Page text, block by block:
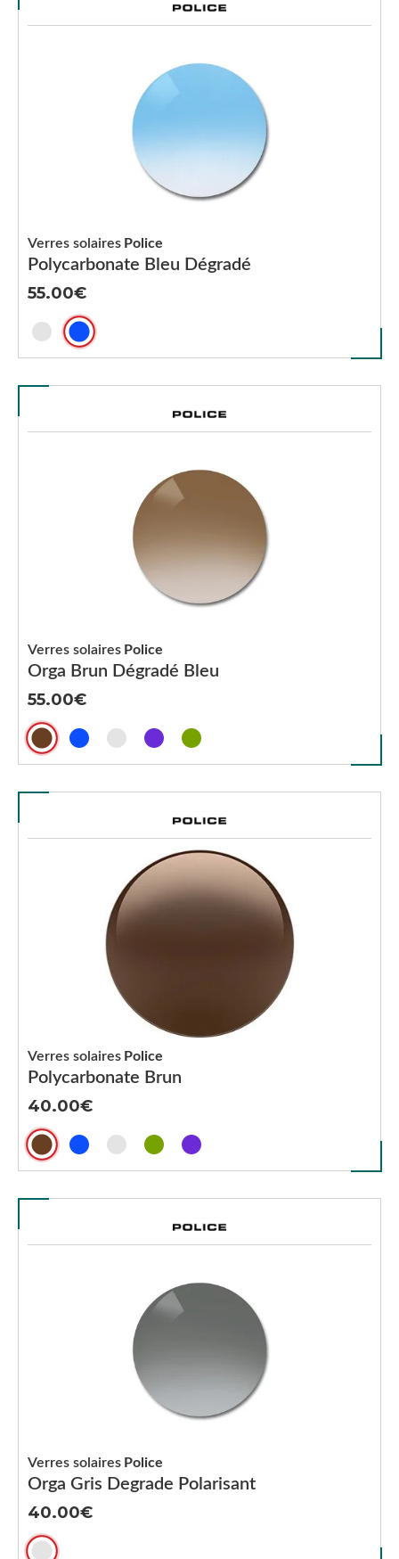
Polycarbonate Bleu Dégradé
Verres solaires Police
55.00
Orga Brun Dégradé Bleu
Verres solaires Police
55.00
Polycarbonate Brun
Verres solaires Police
40.00
Orga Gris Degrade Polarisant
Verres solaires Police
40.00